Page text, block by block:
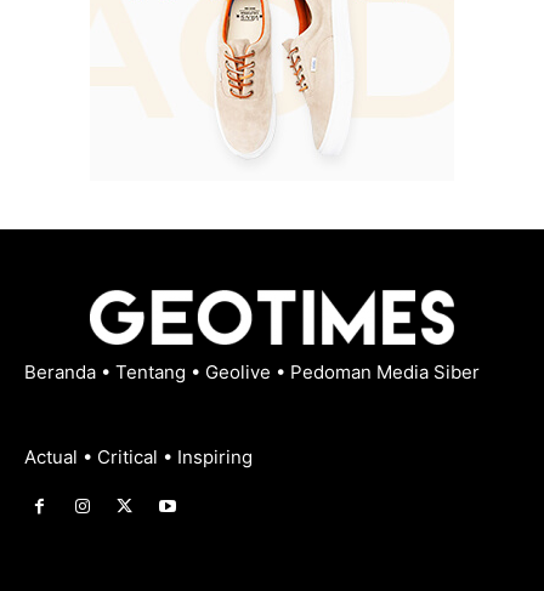
Beranda • Tentang • Geolive • Pedoman Media Siber
Actual • Critical • Inspiring